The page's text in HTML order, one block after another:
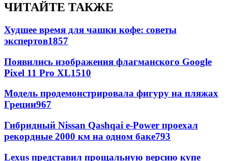
ЧИТАЙТЕ ТАКЖЕ
Худшее время для чашки кофе: советы
экспертов1857
Появились изображения флагманского Google
Pixel 11 Pro XL1510
Модель продемонстрировала фигуру на пляжах
Греции967
Гибридный Nissan Qashqai e-Power проехал
рекордные 2000 км на одном баке793
Lexus представил прощальную версию купе